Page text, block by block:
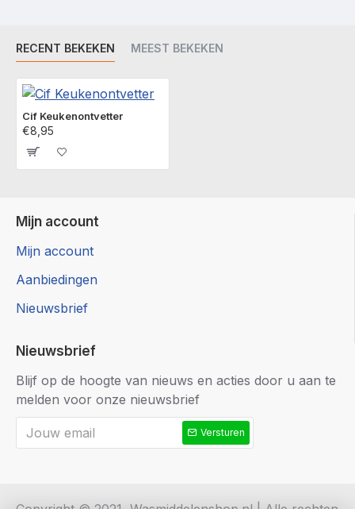
RECENT BEKEKEN MEEST BEKEKEN
Cif Keukenontvetter
€8,95
Mijn account
Mijn account
Aanbiedingen
Nieuwsbrief
Nieuwsbrief
Blijf op de hoogte van nieuws en acties door u aan te
melden voor onze nieuwsbrief
Versturen